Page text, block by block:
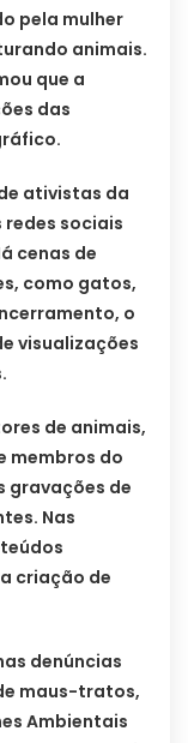
pela mulher
animais.
que a
das
ativistas da
sociais
cenas de
como gatos,
o
visualizações
de animais,
membros do
gravações de
Nas
criação de
denúncias
maus-tratos,
Ambientais